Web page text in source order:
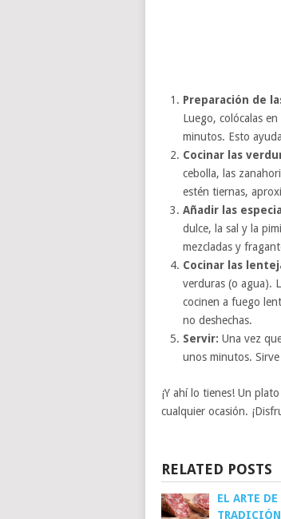
Preparación de
Luego, colócalas
minutos. Esto
Cocinar las
cebolla, las
estén tiernas,
Añadir las
dulce, la sal y la
mezcladas y
Cocinar las
verduras (o agua).
cocinen a fuego
no deshechas.
Servir: Una vez
unos minutos.
¡Y ahí lo tienes! Un
cualquier ocasión.
RELATED POSTS
EL ARTE